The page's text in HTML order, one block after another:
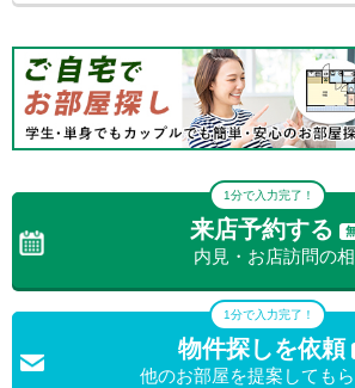
1分で入力完了！
来店予約する
内見・お店訪問の
1分で入力完了！
物件探しを依頼
他のお部屋を提案しても